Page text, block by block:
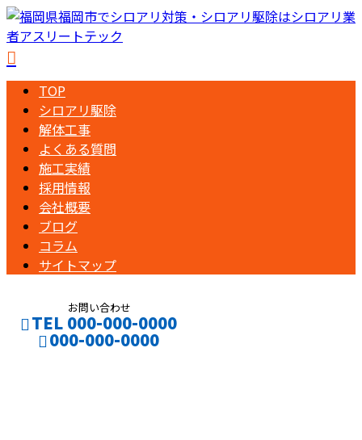
TOP
シロアリ駆除
解体工事
よくある質問
施工実績
採用情報
会社概要
ブログ
コラム
サイトマップ
お問い合わせ
TEL 000-000-0000
000-000-0000